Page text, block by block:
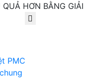
HƠN BẰNG
PMC